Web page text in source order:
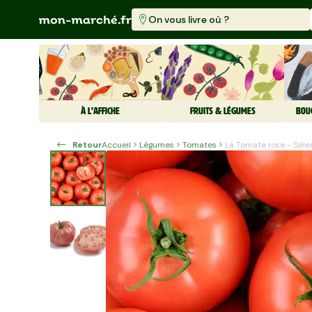
On vous livre où ?
À L'AFFICHE FRUITS & LÉGUMES
RetourAccueil Légumes Tomates La Tomate rose -